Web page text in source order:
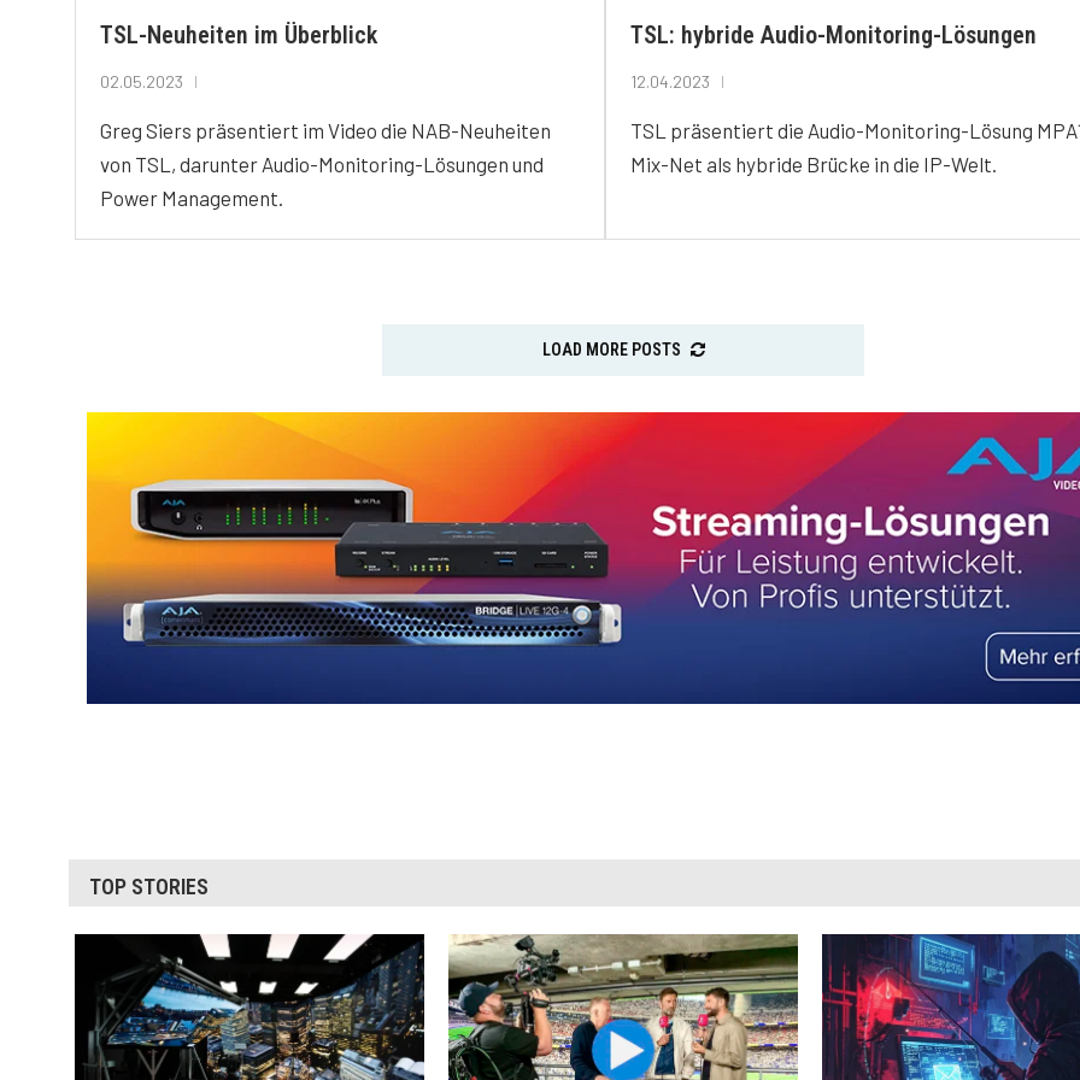
TSL-Neuheiten im Überblick
02.05.2023
Greg Siers präsentiert im Video die NAB-Neuheiten
von TSL, darunter Audio-Monitoring-Lösungen und
Power Management.
TSL: hybride Audio-Monitoring-Lösungen
12.04.2023
TSL präsentiert die Audio-Monitoring-Lösung
Mix-Net als hybride Brücke in die IP-Welt.
LOAD MORE POSTS
TOP STORIES